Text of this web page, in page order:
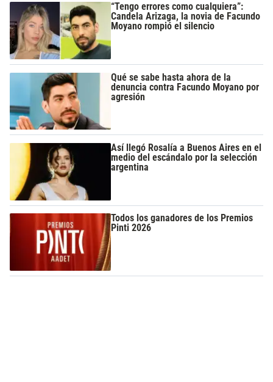
“Tengo errores como cualquiera”:
Candela Arizaga, la novia de Facundo
Moyano rompió el silencio
Qué se sabe hasta ahora de la
denuncia contra Facundo Moyano por
agresión
Así llegó Rosalía a Buenos Aires en el
medio del escándalo por la selección
argentina
Todos los ganadores de los Premios
Pinti 2026